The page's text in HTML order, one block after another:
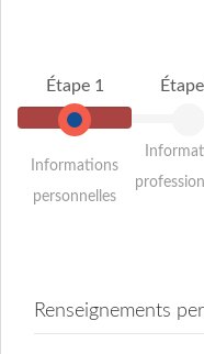
Étape 1
Informations
personnelles
Renseignements